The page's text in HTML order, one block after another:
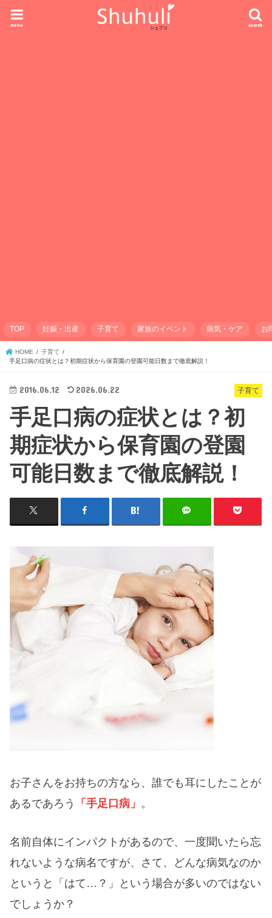
search
menu
TOP 妊娠・出産 子育て 家族のイベント 病気・ケア お
HOME
子育て
手足口病の症状とは？初期症状から保育園の登園可能日数まで徹底解説！
子育て
2016.06.12 2026.06.22
手足口病の症状とは？初
期症状から保育園の登園
可能日数まで徹底解説！
お子さんをお持ちの方なら、誰でも耳にしたことが
あるであろう
「手足口病」 。
名前自体にインパクトがあるので、一度聞いたら忘
れないような病名ですが、さて、どんな病気なのか
というと「はて…？」という場合が多いのではない
でしょうか？